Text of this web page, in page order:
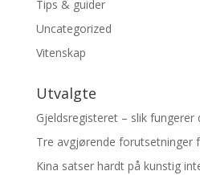
Tips & guider
Uncategorized
Vitenskap
Utvalgte
Gjeldsregisteret – slik fungerer
Tre avgjørende forutsetninger
Kina satser hardt på kunstig